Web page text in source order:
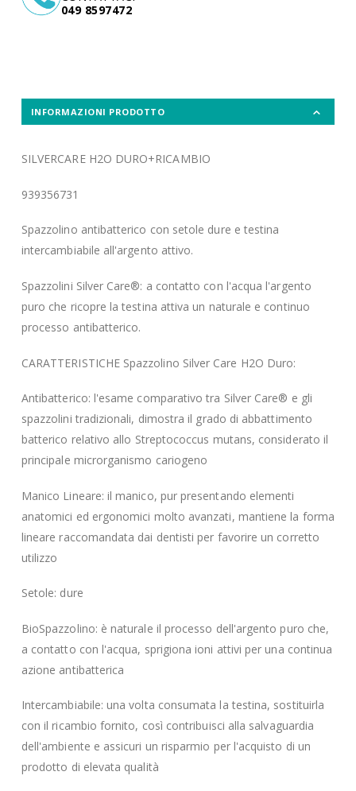
049 8597472
INFORMAZIONI PRODOTTO
SILVERCARE H2O DURO+RICAMBIO
939356731
Spazzolino antibatterico con setole dure e testina
intercambiabile all'argento attivo.
Spazzolini Silver Care®: a contatto con l'acqua l'argento
puro che ricopre la testina attiva un naturale e continuo
processo antibatterico.
CARATTERISTICHE Spazzolino Silver Care H2O Duro:
Antibatterico: l'esame comparativo tra Silver Care® e gli
spazzolini tradizionali, dimostra il grado di abbattimento
batterico relativo allo Streptococcus mutans, considerato il
principale microrganismo cariogeno
Manico Lineare: il manico, pur presentando elementi
anatomici ed ergonomici molto avanzati, mantiene la forma
lineare raccomandata dai dentisti per favorire un corretto
utilizzo
Setole: dure
BioSpazzolino: è naturale il processo dell'argento puro che,
a contatto con l'acqua, sprigiona ioni attivi per una continua
azione antibatterica
Intercambiabile: una volta consumata la testina, sostituirla
con il ricambio fornito, così contribuisci alla salvaguardia
dell'ambiente e assicuri un risparmio per l'acquisto di un
prodotto di elevata qualità